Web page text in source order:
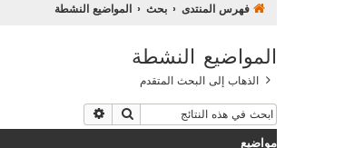
فهرس المنتدى بحث المواضيع النشطة
المواضيع النشطة
الذهاب إلى البحث المتقدم
بحث
مواضيع